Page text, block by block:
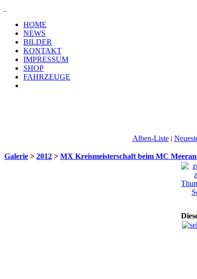
HOME
NEWS
BILDER
KONTAKT
IMPRESSUM
SHOP
FAHRZEUGE
Alben-Liste|
Galerie > 2012 > MX Kreismeisterschaft beim MC